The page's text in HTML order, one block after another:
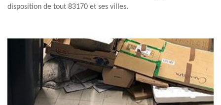
disposition de tout 83170 et ses villes.